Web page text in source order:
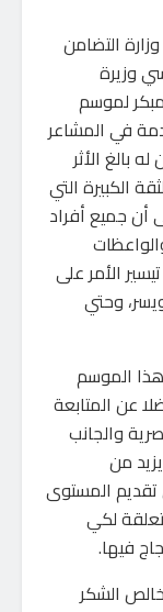
التضامن
وزيرة
لموسم
في المشاعر
بالغ الأثر
الكبيرة التي
أن جميع أفراد
الأمر على
وحتي
الموسم
عن المتابعة
والجانب
من
تقديم المستوى
لكي
فيها.
الشكر